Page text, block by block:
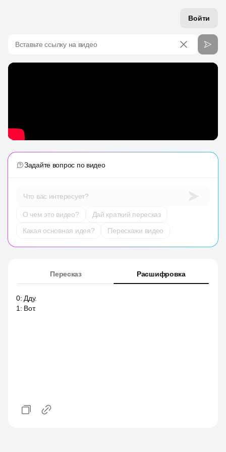
Войти
Вставьте ссылку на видео
Задайте вопрос по видео
Что вас интересует?
О чем это видео?
Дай краткий пересказ
Какая основная идея?
Перескажи видео
Пересказ Расшифровка
0: Дду.
1 : Вот.